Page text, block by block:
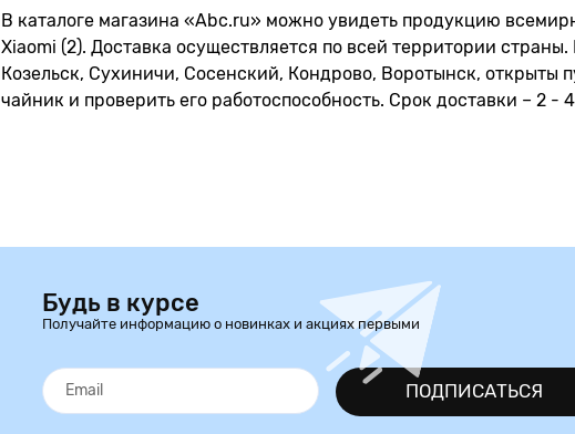
В каталоге магазина «Abc.ru» можно увидеть продукцию
Xiaomi (2). Доставка осуществляется по всей территории
Козельск, Сухиничи, Сосенский, Кондрово, Воротынск, открыты
чайник и проверить его работоспособность. Срок доставки – 2 -
Будь в курсе
Получайте информацию о новинках и акциях первыми
ПОДПИСАТЬСЯ